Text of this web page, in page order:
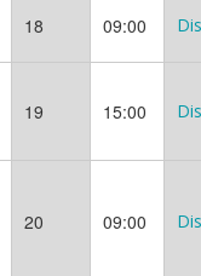
18 09:00
19 15:00
20 09:00